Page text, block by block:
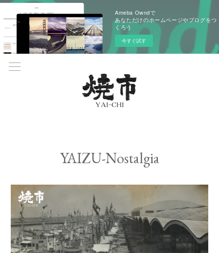
Ameba Owndで
あなただけのホームページやブログをつ
くろう
今すぐ試す
YAIZU-Nostalgia